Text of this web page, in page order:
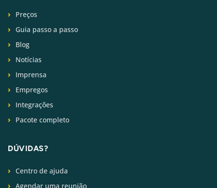
Preços
Guia passo a passo
Blog
Notícias
Imprensa
Empregos
Integrações
Pacote completo
DÚVIDAS?
Centro de ajuda
Agendar uma reunião